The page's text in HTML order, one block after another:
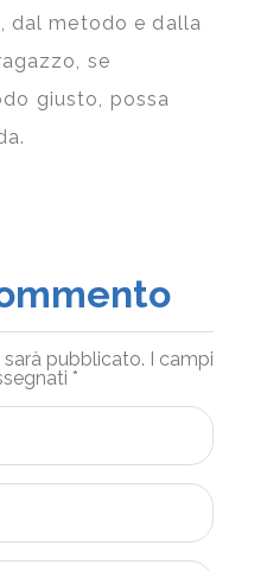
dal metodo e dalla
se
giusto, possa
pubblicato. I campi
*